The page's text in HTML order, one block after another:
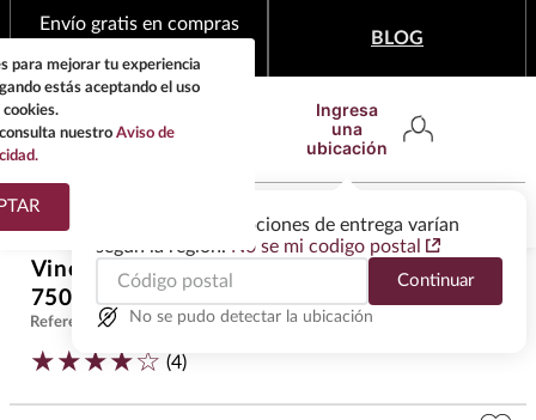
Envío gratis en compras
BLOG
Ingresa
una
ubicación
Las ofertas y las opciones de entrega varían
según la región. No se mi codigo postal
Continuar
No se pudo detectar la ubicación
¿Qué estas buscando?
Vino Tinto Carraovejas Crianza
750 ml
$1670
Referencia:VET32338
★★★★☆ (4)
TÉRMINOS MÁS
BUSCADOS
1.
tequila
2.
whisky
3.
tequilas
para mejorar tu experiencia
estás aceptando el uso
nuestro Aviso de